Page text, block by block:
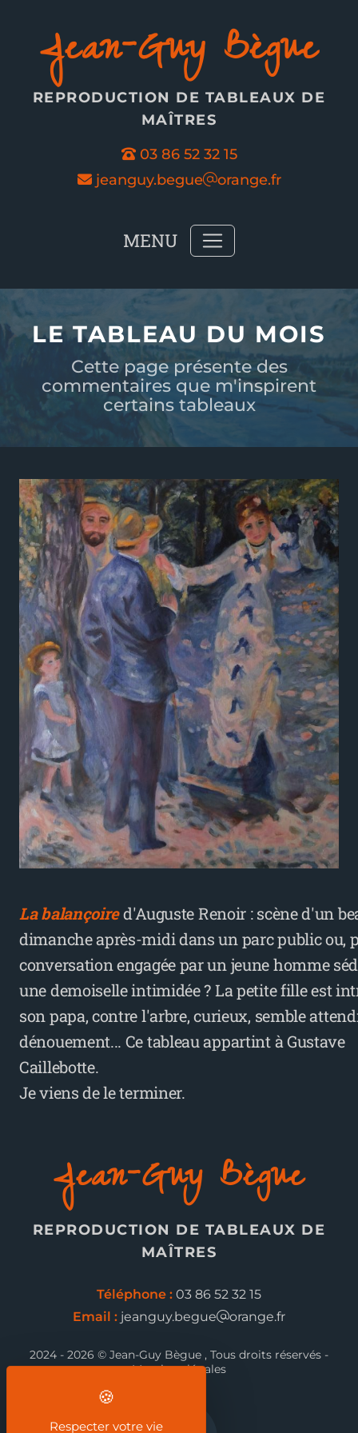
Jean-Guy Bègue
REPRODUCTION DE TABLEAUX DE
MAÎTRES
03 86 52 32 15
jeanguy.begue
orange.fr
MENU
LE TABLEAU DU MOIS
Cette page présente des
commentaires que m'inspirent
certains tableaux
La balançoired'Auguste Renoir : scène d'un
dimanche après-midi dans un parc public ou,
conversation engagée par un jeune homme
une demoiselle intimidée ? La petite fille est
son papa, contre l'arbre, curieux, semble
dénouement... Ce tableau appartint à Gustave
Caillebotte.
Je viens de le terminer.
Jean-Guy Bègue
REPRODUCTION DE TABLEAUX DE
MAÎTRES
Téléphone : 03 86 52 32 15
Email : jeanguy.begue orange.fr
2024 - 2026 © Jean-Guy Bègue , Tous droits réservés -
Mentions légales
Respecter votre vie